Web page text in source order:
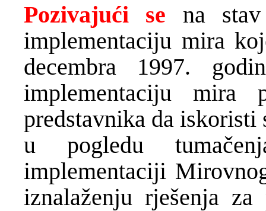
Pozivajući se na
implementaciju mira
decembra 1997.
implementaciju mira
predstavnika da
u pogledu
implementaciji
iznalaženju rješenja